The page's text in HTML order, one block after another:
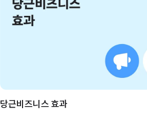
당근비즈니스 효과